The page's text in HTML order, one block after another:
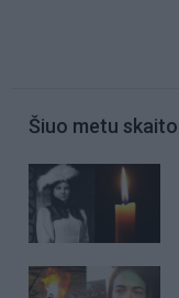
Šiuo metu